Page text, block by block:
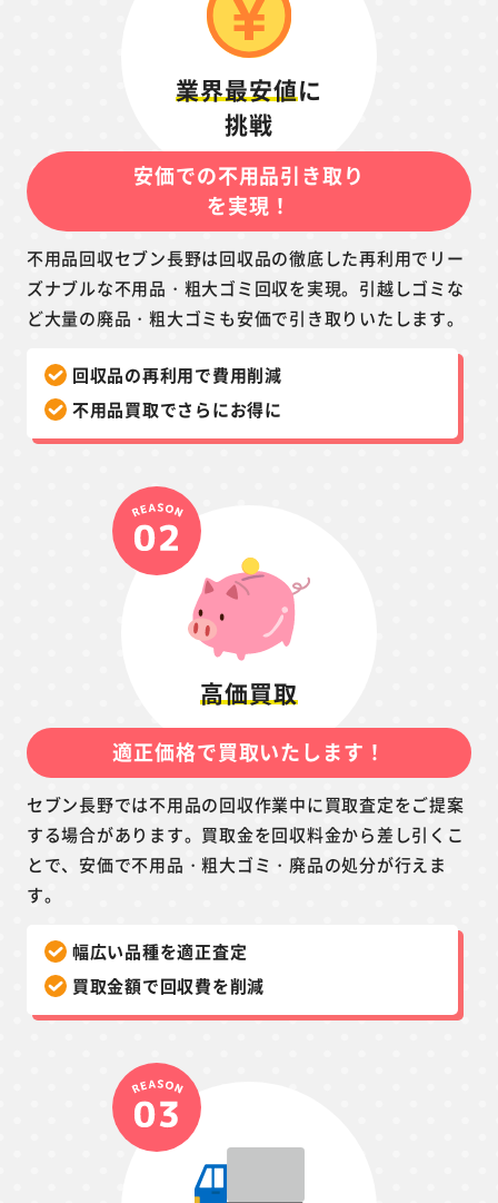
業界最安値に
挑戦
安価での不用品引き取り
を実現！
不用品回収セブン長野は回収品の徹底した再利用でリー
ズナブルな不用品・粗大ゴミ回収を実現。引越しゴミな
ど大量の廃品・粗大ゴミも安価で引き取りいたします。
回収品の再利用で費用削減
不用品買取でさらにお得に
高価買取
適正価格で買取いたします！
セブン長野では不用品の回収作業中に買取査定をご提案
する場合があります。買取金を回収料金から差し引くこ
とで、安価で不用品・粗大ゴミ・廃品の処分が行えま
す。
幅広い品種を適正査定
買取金額で回収費を削減